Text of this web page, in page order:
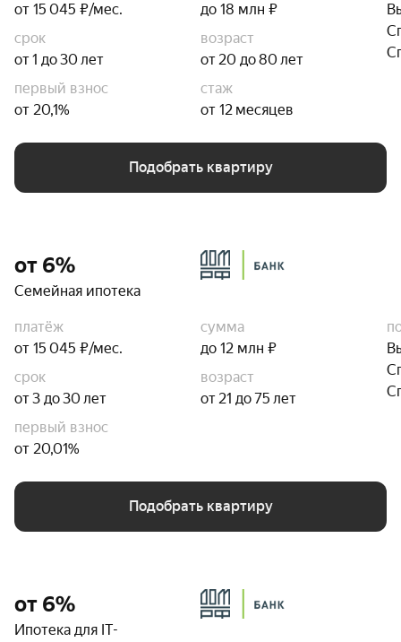
от 15 045 ₽/мес.
до 18 млн ₽
срок
от 1 до 30 лет
возраст
от 20 до 80 лет
первый взнос
от 20,1%
стаж
от 12 месяцев
Подобрать квартиру
от 6%
Семейная ипотека
платёж
от 15 045 ₽/мес.
сумма
до 12 млн ₽
срок
от 3 до 30 лет
возраст
от 21 до 75 лет
первый взнос
от 20,01%
Подобрать квартиру
от 6%
Ипотека для IT-